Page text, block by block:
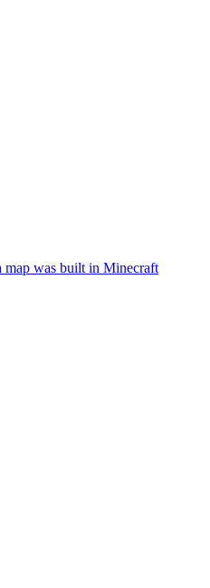
was built in Minecraft